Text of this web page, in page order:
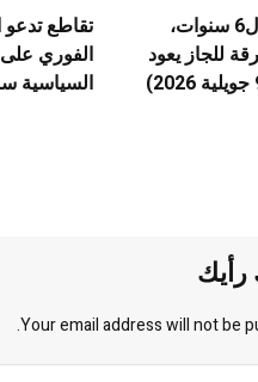
بعد كسوف ل6 سنوات،
للجاز يعود
تقاطع تدعو
الفوري
السياسية
Your email address will not be